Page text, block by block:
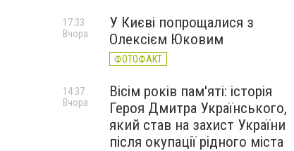
У Києві попрощалися з
Олексієм Юковим
ФОТОФАКТ
17:33
Вчора
Вісім років пам'яті: історія
Героя Дмитра Українського,
який став на захист України
після окупації рідного міста
14:37
Вчора